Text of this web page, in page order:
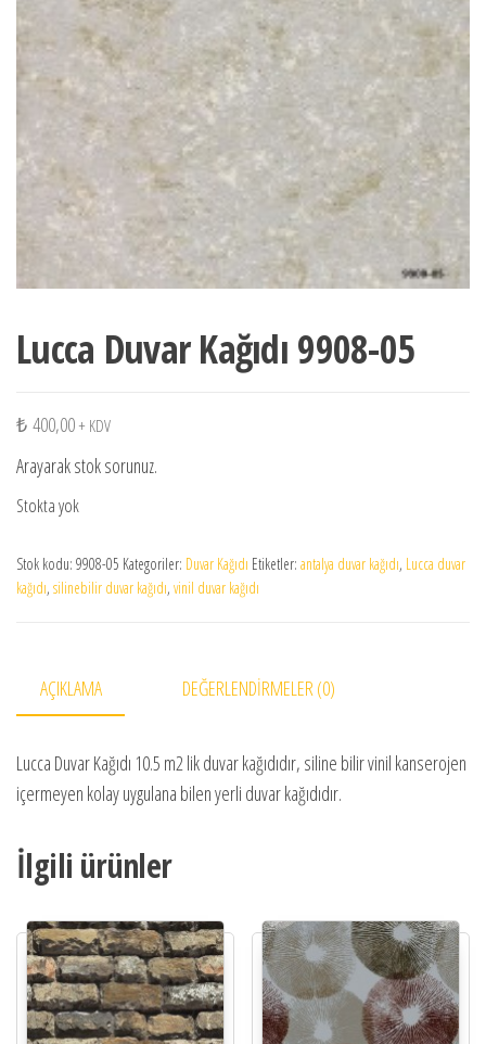
Lucca Duvar Kağıdı 9908-05
₺ 400,00 + KDV
Arayarak stok sorunuz.
Stokta yok
Stok kodu: 9908-05 Kategoriler: Duvar Kağıdı Etiketler: antalya duvar kağıdı, Lucca duvar
kağıdı, silinebilir duvar kağıdı, vinil duvar kağıdı
AÇIKLAMA DEĞERLENDIRMELER (0)
Lucca Duvar Kağıdı 10.5 m2 lik duvar kağıdıdır, siline bilir vinil kanserojen
içermeyen kolay uygulana bilen yerli duvar kağıdıdır.
İlgili ürünler